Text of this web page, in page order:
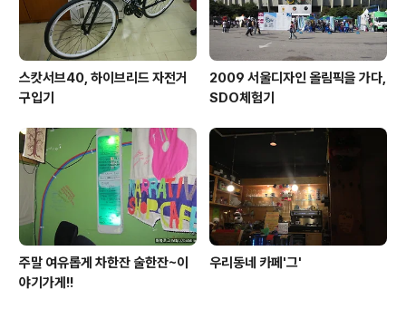
스캇서브40, 하이브리드 자전거
구입기
2009 서울디자인 올림픽을 가다,
SDO체험기
주말 여유롭게 차한잔 술한잔~이
야기가게!!
우리동네 카페'그'